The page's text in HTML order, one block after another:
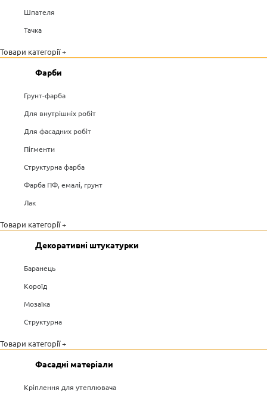
Шпателя
Тачка
Товари категорії +
Фарби
Грунт-фарба
Для внутрішніх робіт
Для фасадних робіт
Пігменти
Структурна фарба
Фарба ПФ, емалі, грунт
Лак
Товари категорії +
Декоративні штукатурки
Баранець
Короїд
Мозаїка
Структурна
Товари категорії +
Фасадні матеріали
Кріплення для утеплювача